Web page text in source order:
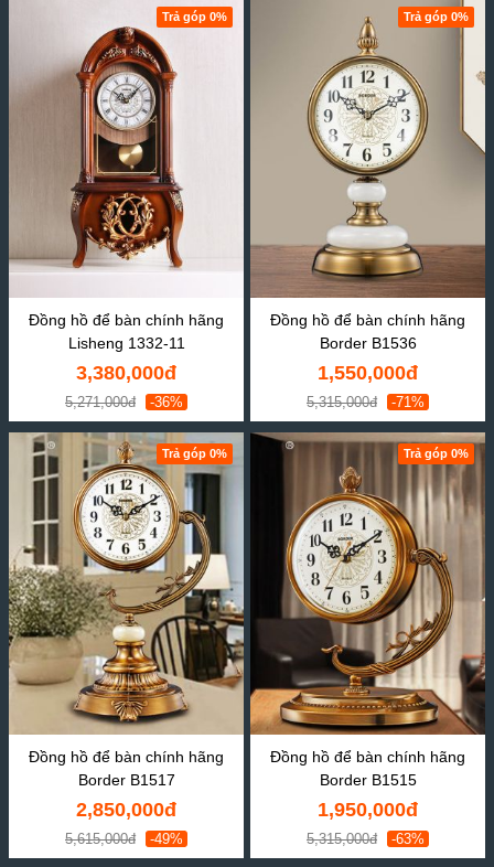
Trả góp 0%
Đồng hồ để bàn chính hãng
Lisheng 1332-11
3,380,000đ
5,271,000đ -36%
Trả góp 0%
Đồng hồ để bàn chính hãng
Border B1536
1,550,000đ
5,315,000đ -71%
Trả góp 0%
Đồng hồ để bàn chính hãng
Border B1517
2,850,000đ
5,615,000đ -49%
Trả góp 0%
Đồng hồ để bàn chính hãng
Border B1515
1,950,000đ
5,315,000đ -63%